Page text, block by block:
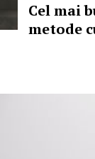
Cel mai
metode